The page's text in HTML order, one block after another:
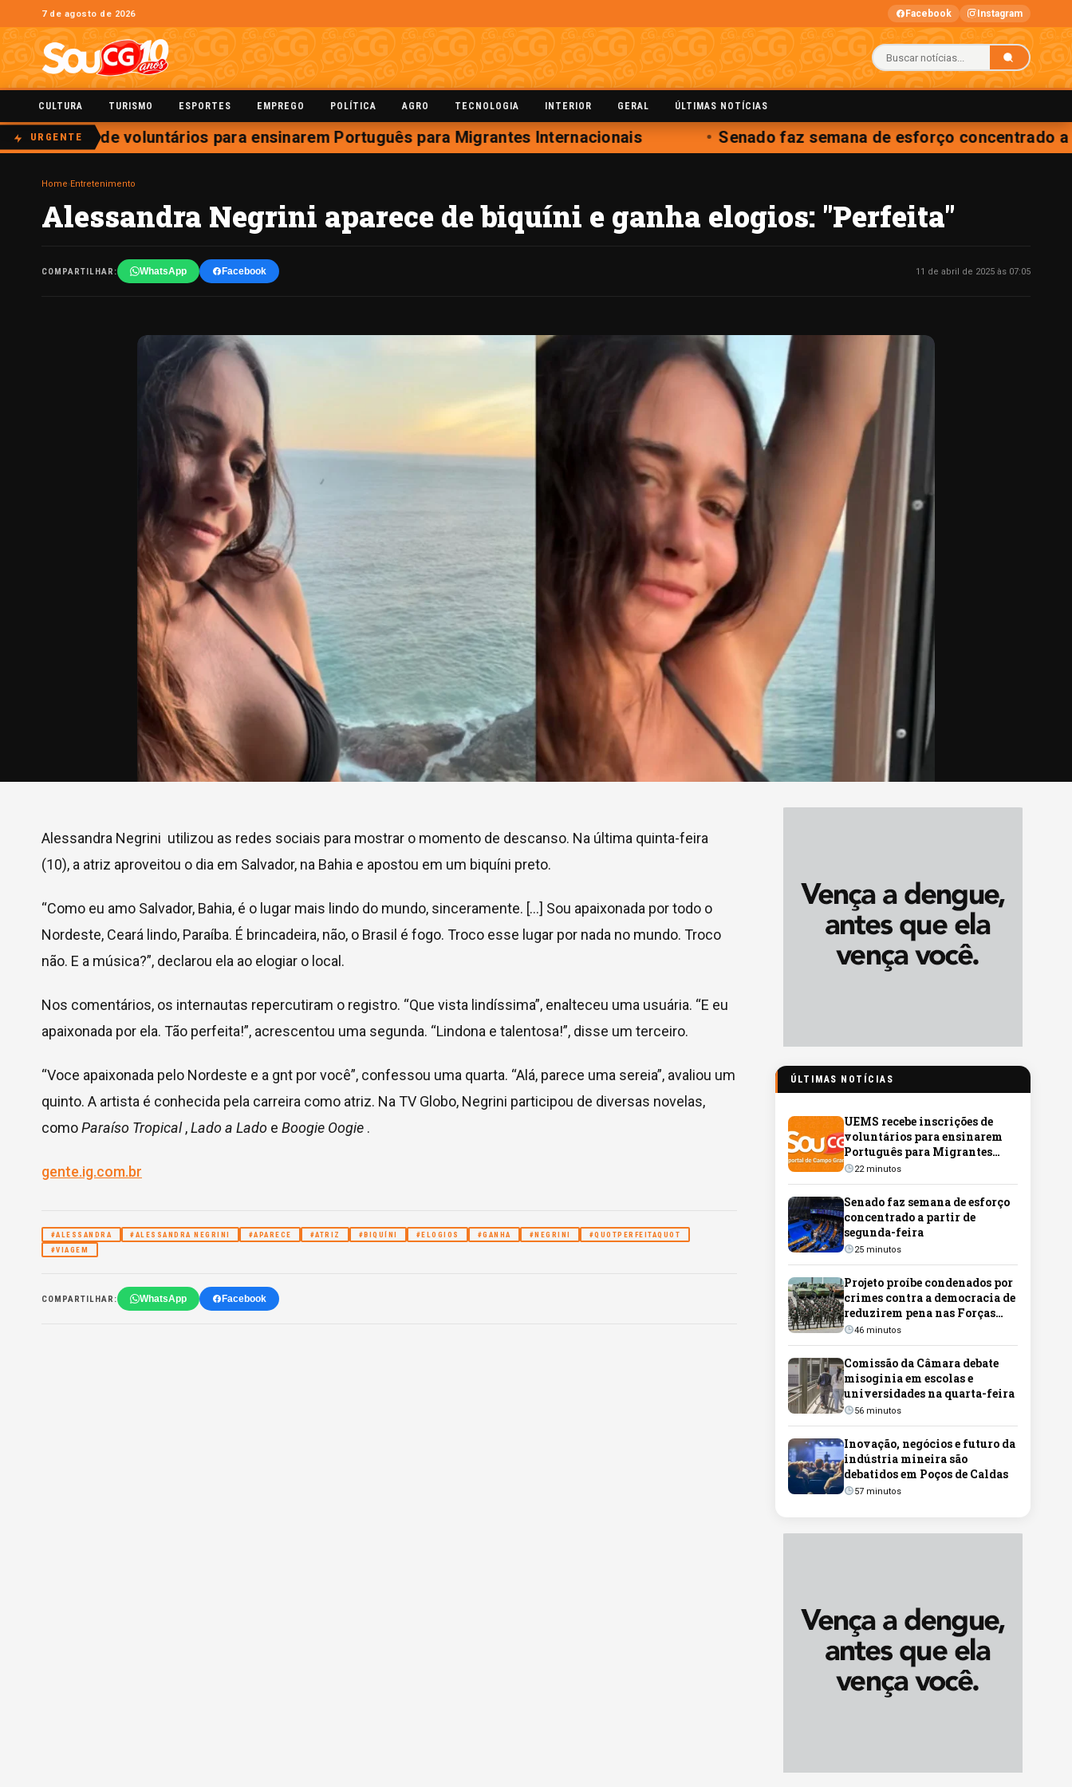
7 de agosto de 2026 Facebook Instagram
CULTURA TURISMO ESPORTES EMPREGO POLÍTICA AGRO TECNOLOGIA INTERIOR GERAL ÚLTIMAS NOTÍCIAS
URGENTE
inscrições de voluntários para ensinarem Português para Migrantes Internacionais Senado faz semana de esforço concentrado a
Home Entretenimento
Alessandra Negrini aparece de biquíni e ganha elogios: "Perfeita"
COMPARTILHAR: WhatsApp Facebook 11 de abril de 2025 às 07:05
Alessandra Negrini utilizou as redes sociais para mostrar o momento de descanso. Na última quinta-feira
(10), a atriz aproveitou o dia em Salvador, na Bahia e apostou em um biquíni preto.
“Como eu amo Salvador, Bahia, é o lugar mais lindo do mundo, sinceramente. […] Sou apaixonada por todo o
Nordeste, Ceará lindo, Paraíba. É brincadeira, não, o Brasil é fogo. Troco esse lugar por nada no mundo. Troco
não. E a música?”, declarou ela ao elogiar o local.
Nos comentários, os internautas repercutiram o registro. “Que vista lindíssima”, enalteceu uma usuária. “E eu
apaixonada por ela. Tão perfeita!”, acrescentou uma segunda. “Lindona e talentosa!”, disse um terceiro.
“Voce apaixonada pelo Nordeste e a gnt por você”, confessou uma quarta. “Alá, parece uma sereia”, avaliou um
quinto. A artista é conhecida pela carreira como atriz. Na TV Globo, Negrini participou de diversas novelas,
comoParaíso Tropical,Lado a Lado e Boogie Oogie .
gente.ig.com.br
#ALESSANDRA #ALESSANDRA NEGRINI #APARECE #ATRIZ #BIQUÍNI #ELOGIOS #GANHA #NEGRINI
#QUOTPERFEITAQUOT
#VIAGEM
COMPARTILHAR: WhatsApp Facebook
ÚLTIMAS NOTÍCIAS
UEMS recebe inscrições de
voluntários para ensinarem
Português para Migrantes
Internacionais
22 minutos
Senado faz semana de esforço
concentrado a partir de
segunda-feira
25 minutos
Projeto proíbe condenados por
crimes contra a democracia de
reduzirem pena nas Forças
Armadas
46 minutos
Comissão da Câmara debate
misoginia em escolas e
universidades na quarta-feira
56 minutos
Inovação, negócios e futuro da
indústria mineira são
debatidos em Poços de Caldas
57 minutos